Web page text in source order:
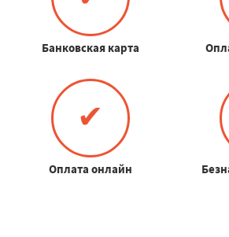
Банковская карта
✔
Оплата онлайн